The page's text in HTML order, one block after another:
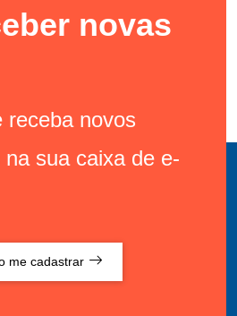
novas
receba novos
sua caixa de e-
me cadastrar